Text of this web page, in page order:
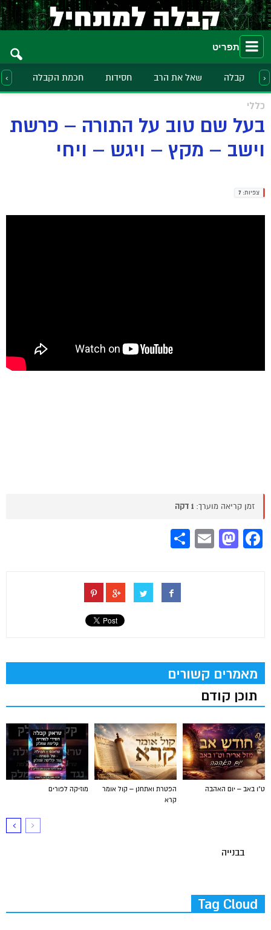
תפריט
קבלה שאל את הרב חסידות חכמת הקבלה ›
‹
כללי
בעל שם טוב על התורה – פרשת
וישב – מקץ – ויגש – ויחי
צפיות:7
זמן קריאה מוערך: 1 דקה
Facebook
Mastodon
Email
מאמרים קשורים
תוכן קודם
מוזיקה לפורים
הפטרת ואתחנן – קול אומר
קרא
ט"ו באב – יום האהבה
בבנייה
Tag Cloud